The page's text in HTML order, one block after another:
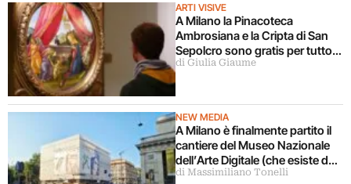
ARTI VISIVE
A Milano la Pinacoteca
Ambrosiana e la Cripta di San
Sepolcro sono gratis per tutto
agosto (ma solo per milanesi)
di Giulia Giaume
NEW MEDIA
A Milano è finalmente partito il
cantiere del Museo Nazionale
dell’Arte Digitale (che esiste da
5 anni ma ancora non c’è)
di Massimiliano Tonelli